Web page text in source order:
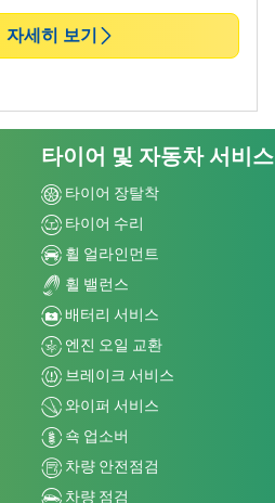
자세히 보기
타이어 및 자동차 서비스
타이어 장탈착
타이어 수리
휠 얼라인먼트
휠 밸런스
배터리 서비스
엔진 오일 교환
브레이크 서비스
와이퍼 서비스
쇽 업소버
차량 안전점검
차량 점검